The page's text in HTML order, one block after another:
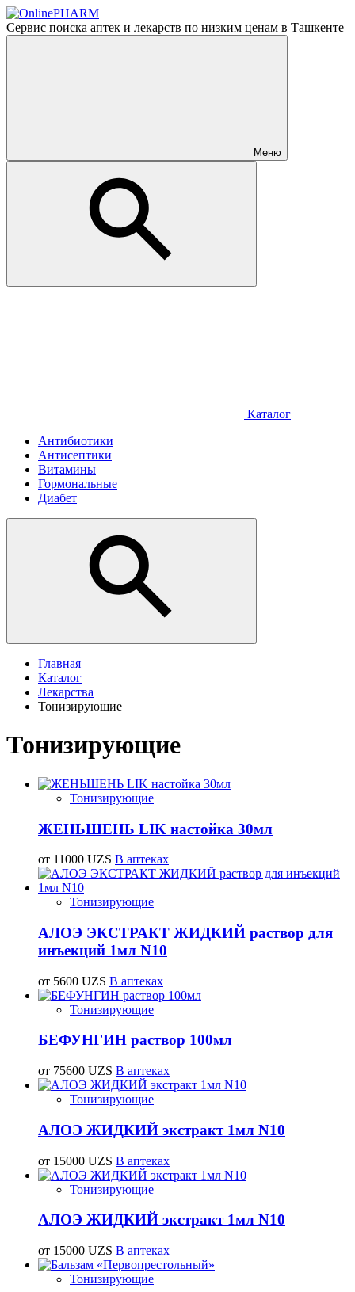
Сервис поиска аптек и лекарств по низким ценам в Ташкенте
Меню
Каталог
Антибиотики
Антисептики
Витамины
Гормональные
Диабет
Главная
Каталог
Лекарства
Тонизирующие
Тонизирующие
Тонизирующие
ЖЕНЬШЕНЬ LIK настойка 30мл
от 11000 UZS В аптеках
Тонизирующие
АЛОЭ ЭКСТРАКТ ЖИДКИЙ раствор для
инъекций 1мл N10
от 5600 UZS В аптеках
Тонизирующие
БЕФУНГИН раствор 100мл
от 75600 UZS В аптеках
Тонизирующие
АЛОЭ ЖИДКИЙ экстракт 1мл N10
от 15000 UZS В аптеках
Тонизирующие
АЛОЭ ЖИДКИЙ экстракт 1мл N10
от 15000 UZS В аптеках
Тонизирующие